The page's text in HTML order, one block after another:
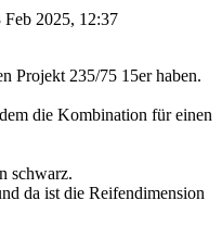
Feb 2025, 12:37
Projekt 235/75 15er haben.
die Kombination für einen
schwarz.
da ist die Reifendimension